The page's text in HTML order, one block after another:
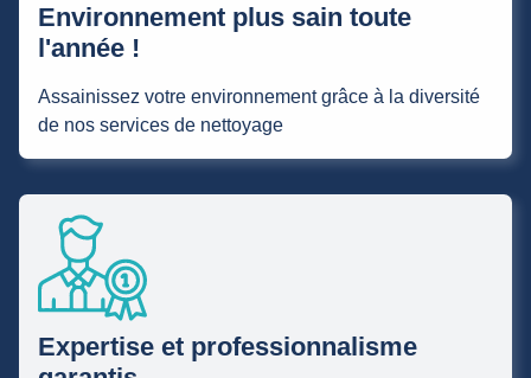
Environnement plus sain toute
l'année !
Assainissez votre environnement grâce à la diversité
de nos services de nettoyage
Expertise et professionnalisme
garantis